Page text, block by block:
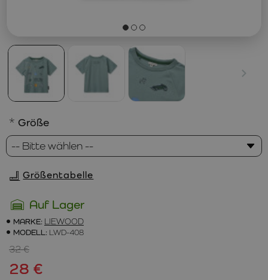
Auf Lager
MARKE: LIEWOOD
MODELL: LWD-408
28 €
32 €
Größe
Größentabelle